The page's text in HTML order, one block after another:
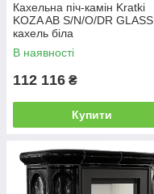
Кахельна піч-камін Kratki
KOZA AB S/N/O/DR GLASS
кахель біла
В наявності
112 116 ₴
Купити